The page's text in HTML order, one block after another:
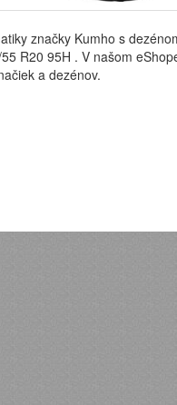
značky Kumho s
R20 95H . V našom
a dezénov.